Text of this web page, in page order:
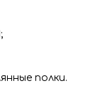
полки.